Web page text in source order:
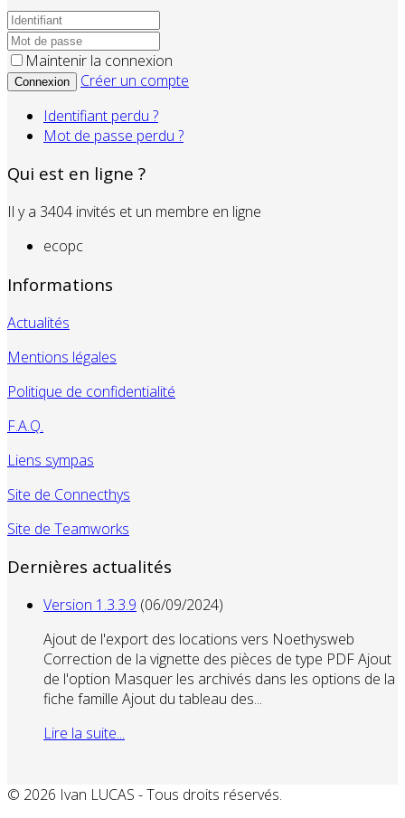
Maintenir la connexion
Connexion
Créer un compte
Identifiant perdu ?
Mot de passe perdu ?
Qui est en ligne ?
Il y a 3404 invités et un membre en ligne
ecopc
Informations
Actualités
Mentions légales
Politique de confidentialité
F.A.Q.
Liens sympas
Site de Connecthys
Site de Teamworks
Dernières actualités
Version 1.3.3.9 (06/09/2024)
Ajout de l'export des locations vers Noethysweb
Correction de la vignette des pièces de type PDF Ajout
de l'option Masquer les archivés dans les options de la
fiche famille Ajout du tableau des...
Lire la suite...
© 2026 Ivan LUCAS - Tous droits réservés.